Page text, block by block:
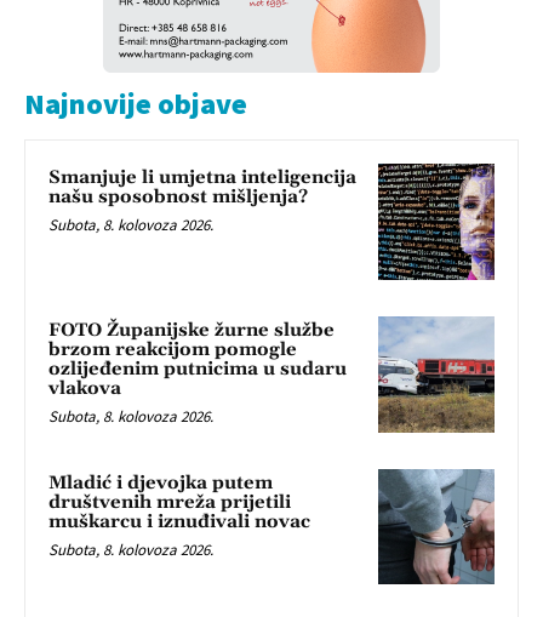
Najnovije objave
Smanjuje li umjetna inteligencija
našu sposobnost mišljenja?
Subota, 8. kolovoza 2026.
FOTO Županijske žurne službe
brzom reakcijom pomogle
ozlijeđenim putnicima u sudaru
vlakova
Subota, 8. kolovoza 2026.
Mladić i djevojka putem
društvenih mreža prijetili
muškarcu i iznuđivali novac
Subota, 8. kolovoza 2026.